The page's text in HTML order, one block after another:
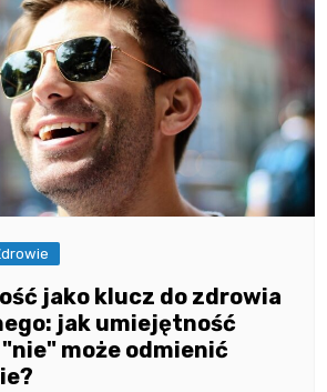
jako klucz do zdrowia
jak umiejętność
może odmienić